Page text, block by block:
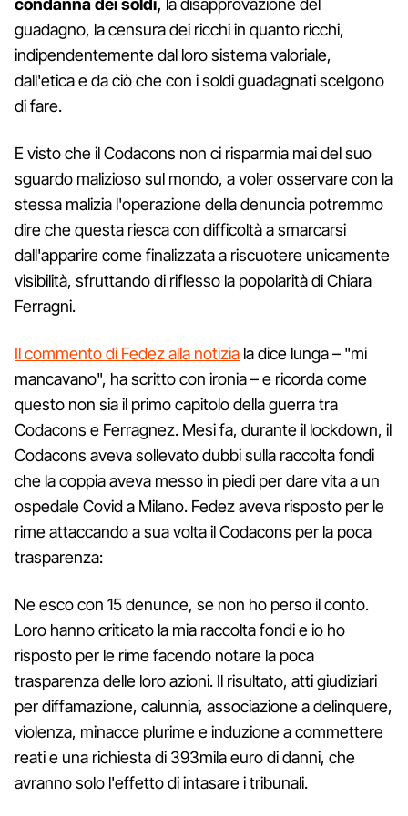
condanna dei soldi, la disapprovazione del
guadagno, la censura dei ricchi in quanto ricchi,
indipendentemente dal loro sistema valoriale,
dall'etica e da ciò che con i soldi guadagnati scelgono
di fare.
E visto che il Codacons non ci risparmia mai del suo
sguardo malizioso sul mondo, a voler osservare con la
stessa malizia l'operazione della denuncia potremmo
dire che questa riesca con difficoltà a smarcarsi
dall'apparire come finalizzata a riscuotere unicamente
visibilità, sfruttando di riflesso la popolarità di Chiara
Ferragni.
Il commento di Fedez alla notizia la dice lunga – "mi
mancavano", ha scritto con ironia – e ricorda come
questo non sia il primo capitolo della guerra tra
Codacons e Ferragnez. Mesi fa, durante il lockdown, il
Codacons aveva sollevato dubbi sulla raccolta fondi
che la coppia aveva messo in piedi per dare vita a un
ospedale Covid a Milano. Fedez aveva risposto per le
rime attaccando a sua volta il Codacons per la poca
trasparenza:
Ne esco con 15 denunce, se non ho perso il conto.
Loro hanno criticato la mia raccolta fondi e io ho
risposto per le rime facendo notare la poca
trasparenza delle loro azioni. Il risultato, atti giudiziari
per diffamazione, calunnia, associazione a delinquere,
violenza, minacce plurime e induzione a commettere
reati e una richiesta di 393mila euro di danni, che
avranno solo l'effetto di intasare i tribunali.